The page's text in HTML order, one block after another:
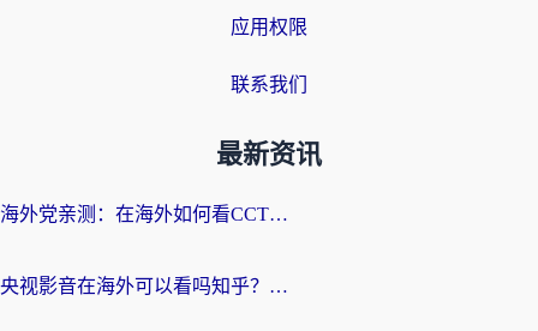
应用权限
联系我们
最新资讯
海外党亲测：在海外如何看CCTV？告别“仅限大陆播放”的实用指南
央视影音在海外可以看吗知乎？留学生亲测：3步解决地域限制+追剧自由